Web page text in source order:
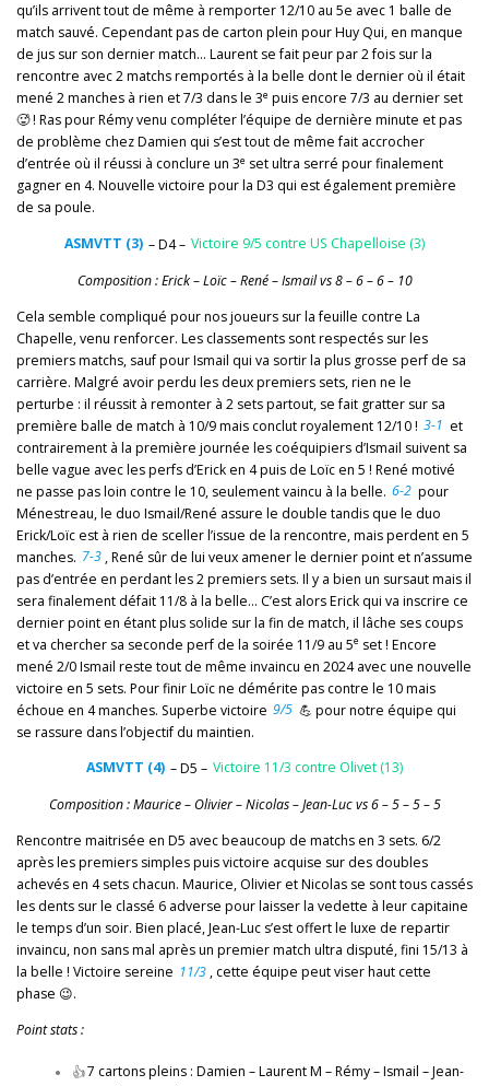
qu’ils arrivent tout de même à remporter 12/10 au 5e avec 1 balle de
match sauvé. Cependant pas de carton plein pour Huy Qui, en manque
de jus sur son dernier match… Laurent se fait peur par 2 fois sur la
rencontre avec 2 matchs remportés à la belle dont le dernier où il était
mené 2 manches à rien et 7/3 dans le 3e puis encore 7/3 au dernier set
🥵 ! Ras pour Rémy venu compléter l’équipe de dernière minute et pas
de problème chez Damien qui s’est tout de même fait accrocher
d’entrée où il réussi à conclure un 3e set ultra serré pour finalement
gagner en 4. Nouvelle victoire pour la D3 qui est également première
de sa poule.
ASMVTT (3) – D4 – Victoire 9/5 contre US Chapelloise (3)
Composition : Erick – Loïc – René – Ismail vs 8 – 6 – 6 – 10
Cela semble compliqué pour nos joueurs sur la feuille contre La
Chapelle, venu renforcer. Les classements sont respectés sur les
premiers matchs, sauf pour Ismail qui va sortir la plus grosse perf de sa
carrière. Malgré avoir perdu les deux premiers sets, rien ne le
perturbe : il réussit à remonter à 2 sets partout, se fait gratter sur sa
première balle de match à 10/9 mais conclut royalement 12/10 ! 3-1 et
contrairement à la première journée les coéquipiers d’Ismail suivent sa
belle vague avec les perfs d’Erick en 4 puis de Loïc en 5 ! René motivé
ne passe pas loin contre le 10, seulement vaincu à la belle. 6-2 pour
Ménestreau, le duo Ismail/René assure le double tandis que le duo
Erick/Loïc est à rien de sceller l’issue de la rencontre, mais perdent en 5
manches. 7-3 , René sûr de lui veux amener le dernier point et n’assume
pas d’entrée en perdant les 2 premiers sets. Il y a bien un sursaut mais il
sera finalement défait 11/8 à la belle… C’est alors Erick qui va inscrire ce
dernier point en étant plus solide sur la fin de match, il lâche ses coups
et va chercher sa seconde perf de la soirée 11/9 au 5e set ! Encore
mené 2/0 Ismail reste tout de même invaincu en 2024 avec une nouvelle
victoire en 5 sets. Pour finir Loïc ne démérite pas contre le 10 mais
échoue en 4 manches. Superbe victoire 9/5 💪 pour notre équipe qui
se rassure dans l’objectif du maintien.
ASMVTT (4) – D5 – Victoire 11/3 contre Olivet (13)
Composition : Maurice – Olivier – Nicolas – Jean-Luc vs 6 – 5 – 5 – 5
Rencontre maitrisée en D5 avec beaucoup de matchs en 3 sets. 6/2
après les premiers simples puis victoire acquise sur des doubles
achevés en 4 sets chacun. Maurice, Olivier et Nicolas se sont tous cassés
les dents sur le classé 6 adverse pour laisser la vedette à leur capitaine
le temps d’un soir. Bien placé, Jean-Luc s’est offert le luxe de repartir
invaincu, non sans mal après un premier match ultra disputé, fini 15/13 à
la belle ! Victoire sereine 11/3 , cette équipe peut viser haut cette
phase 😉.
Point stats :
👍7 cartons pleins : Damien – Laurent M – Rémy – Ismail – Jean-